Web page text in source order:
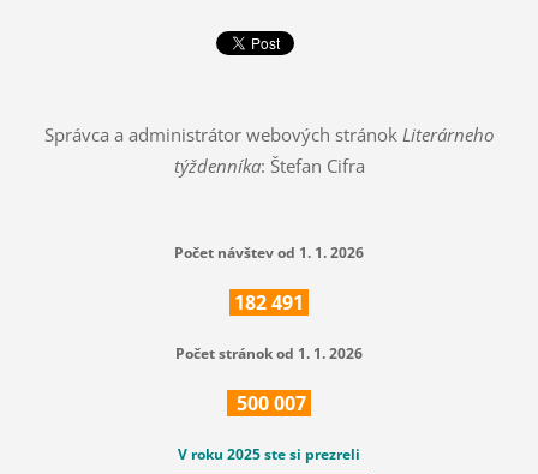
Správca a administrátor webových stránok Literárneho
týždenníka: Štefan Cifra
Počet návštev od 1. 1. 2026
182491
Počet stránok od 1. 1. 2026
500007
V roku 2025 ste si prezreli